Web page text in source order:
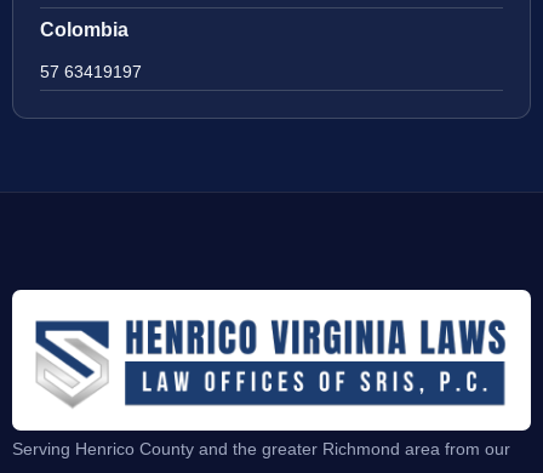
Colombia
57 63419197
Serving Henrico County and the greater Richmond area from our